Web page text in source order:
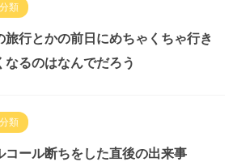
類
旅行とかの前日にめちゃくちゃ行き
なるのはなんでだろう
類
コール断ちをした直後の出来事